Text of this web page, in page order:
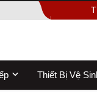
Thiết Bị Vệ